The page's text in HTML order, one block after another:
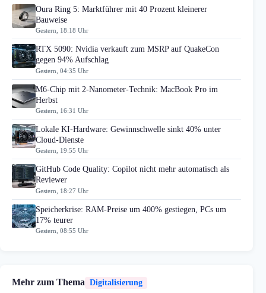
Oura Ring 5: Marktführer mit 40 Prozent kleinerer
Bauweise
Gestern, 18:18 Uhr
RTX 5090: Nvidia verkauft zum MSRP auf QuakeCon
gegen 94% Aufschlag
Gestern, 04:35 Uhr
M6-Chip mit 2-Nanometer-Technik: MacBook Pro im
Herbst
Gestern, 16:31 Uhr
Lokale KI-Hardware: Gewinnschwelle sinkt 40% unter
Cloud-Dienste
Gestern, 19:55 Uhr
GitHub Code Quality: Copilot nicht mehr automatisch als
Reviewer
Gestern, 18:27 Uhr
Speicherkrise: RAM-Preise um 400% gestiegen, PCs um
17% teurer
Gestern, 08:55 Uhr
Mehr zum Thema Digitalisierung